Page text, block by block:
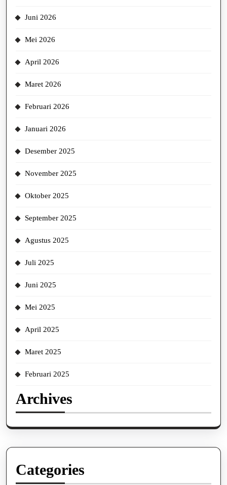
Juni 2026
Mei 2026
April 2026
Maret 2026
Februari 2026
Januari 2026
Desember 2025
November 2025
Oktober 2025
September 2025
Agustus 2025
Juli 2025
Juni 2025
Mei 2025
April 2025
Maret 2025
Februari 2025
Archives
Categories